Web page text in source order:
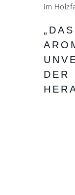
im
DER